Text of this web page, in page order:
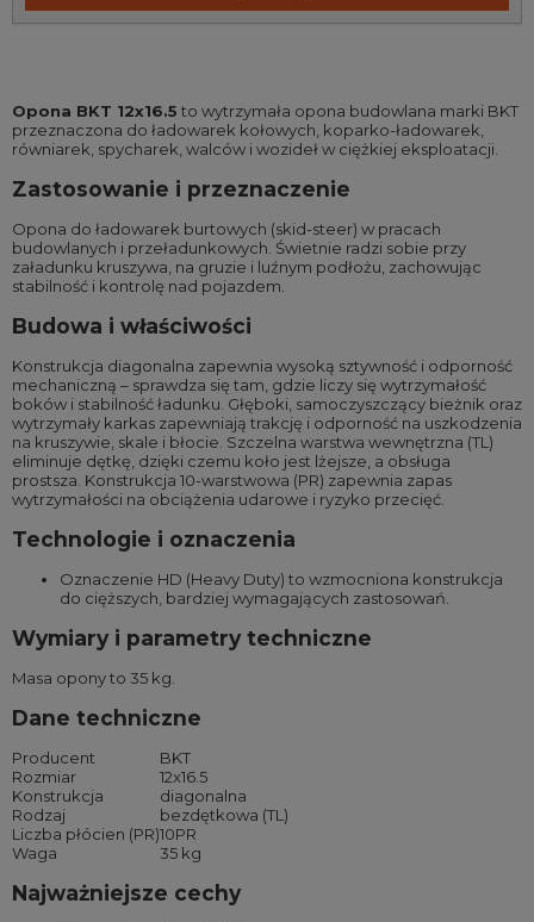
Opona BKT 12x16.5 to wytrzymała opona budowlana marki BKT
przeznaczona do ładowarek kołowych, koparko-ładowarek,
równiarek, spycharek, walców i wozideł w ciężkiej eksploatacji.
Zastosowanie i przeznaczenie
Opona do ładowarek burtowych (skid-steer) w pracach
budowlanych i przeładunkowych. Świetnie radzi sobie przy
załadunku kruszywa, na gruzie i luźnym podłożu, zachowując
stabilność i kontrolę nad pojazdem.
Budowa i właściwości
Konstrukcja diagonalna zapewnia wysoką sztywność i odporność
mechaniczną – sprawdza się tam, gdzie liczy się wytrzymałość
boków i stabilność ładunku. Głęboki, samoczyszczący bieżnik oraz
wytrzymały karkas zapewniają trakcję i odporność na uszkodzenia
na kruszywie, skale i błocie. Szczelna warstwa wewnętrzna (TL)
eliminuje dętkę, dzięki czemu koło jest lżejsze, a obsługa
prostsza. Konstrukcja 10-warstwowa (PR) zapewnia zapas
wytrzymałości na obciążenia udarowe i ryzyko przecięć.
Technologie i oznaczenia
Oznaczenie HD (Heavy Duty) to wzmocniona konstrukcja
do cięższych, bardziej wymagających zastosowań.
Wymiary i parametry techniczne
Masa opony to 35 kg.
Dane techniczne
Producent
BKT
Rozmiar
12x16.5
Konstrukcja
diagonalna
Rodzaj
bezdętkowa (TL)
Liczba płócien (PR)10PR
Waga
35 kg
Najważniejsze cechy